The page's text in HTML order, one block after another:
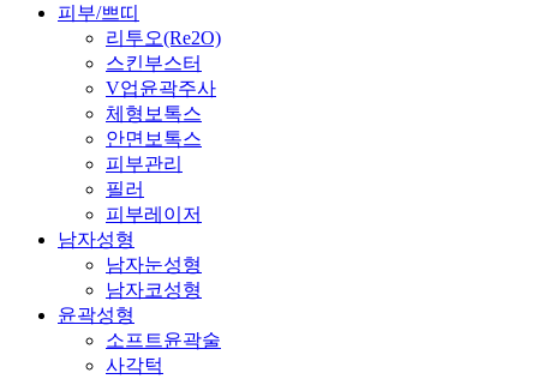
피부/쁘띠
리투오(Re2O)
스킨부스터
V업윤곽주사
체형보톡스
안면보톡스
피부관리
필러
피부레이저
남자성형
남자눈성형
남자코성형
윤곽성형
소프트윤곽술
사각턱